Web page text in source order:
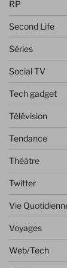
RP
Second Life
Séries
Social TV
Tech gadget
Télévision
Tendance
Théâtre
Twitter
Vie
Voyages
Web/Tech